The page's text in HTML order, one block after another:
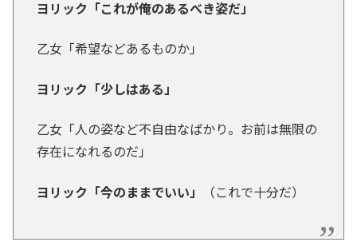
ヨリック「これが俺のあるべき姿だ」
乙女「希望などあるものか」
ヨリック「少しはある」
乙女「人の姿など不自由なばかり。お前は無限の
存在になれるのだ」
ヨリック「今のままでいい」 （これで十分だ）